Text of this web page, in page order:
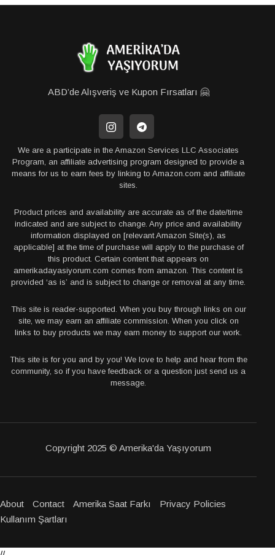
ABD’de Alışveriş ve Kupon Fırsatları 🤗
We are a participate in the Amazon Services LLC Associates
Program, an affiliate advertising program designed to provide a
means for us to earn fees by linking to Amazon.com and affiliate
sites.
Product prices and availability are accurate as of the date/time
indicated and are subject to change. Any price and availability
information displayed on [relevant Amazon Site(s), as
applicable] at the time of purchase will apply to the purchase of
this product. Certain content that appears on
amerikadayasiyorum.com comes from amazon. This content is
provided ‘as is’ and is subject to change or removal at any time.
This site is reader-supported. When you buy through links on our
site, we may earn an affiliate commission. When you click on
links to buy products we may earn money to support our work.
This site is for you and by you! We love to help and hear from the
community, so if you have feedback or a question just send us a
message.
Copyright 2025 © Amerika'da Yaşıyorum
About Contact Amerika Saat Farkı
Privacy Policies
Kullanım Şartları